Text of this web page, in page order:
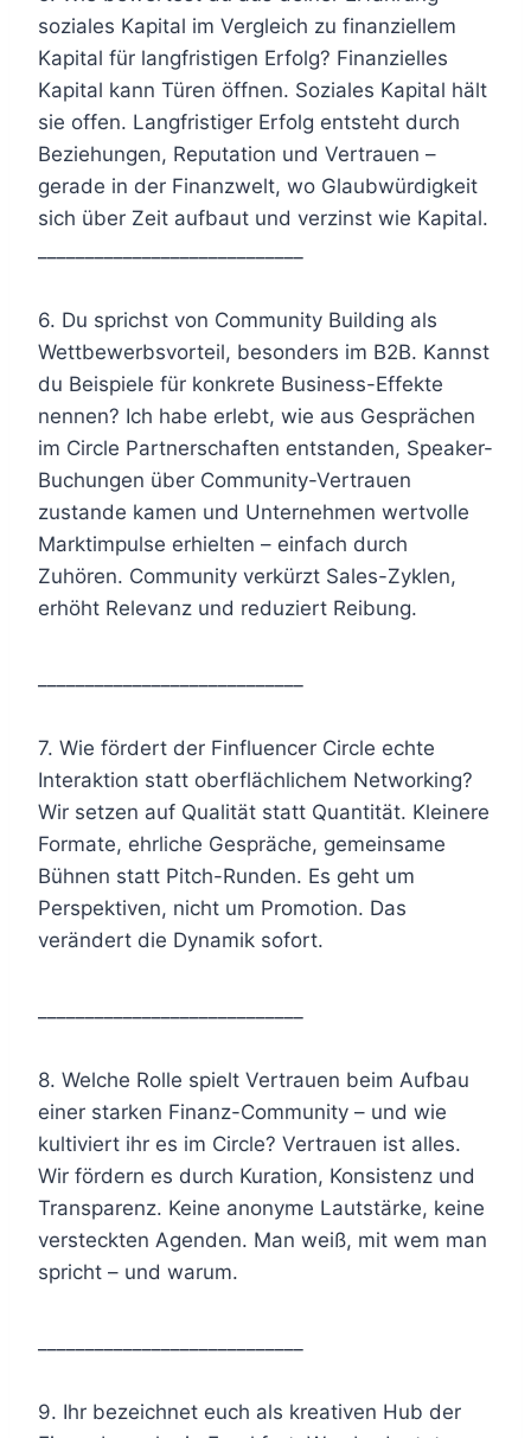
soziales Kapital im Vergleich zu finanziellem
Kapital für langfristigen Erfolg? Finanzielles
Kapital kann Türen öffnen. Soziales Kapital hält
sie offen. Langfristiger Erfolg entsteht durch
Beziehungen, Reputation und Vertrauen –
gerade in der Finanzwelt, wo Glaubwürdigkeit
sich über Zeit aufbaut und verzinst wie Kapital.
6. Du sprichst von Community Building als
Wettbewerbsvorteil, besonders im B2B. Kannst
du Beispiele für konkrete Business-Effekte
nennen? Ich habe erlebt, wie aus Gesprächen
im Circle Partnerschaften entstanden, Speaker-
Buchungen über Community-Vertrauen
zustande kamen und Unternehmen wertvolle
Marktimpulse erhielten – einfach durch
Zuhören. Community verkürzt Sales-Zyklen,
erhöht Relevanz und reduziert Reibung.
7. Wie fördert der Finfluencer Circle echte
Interaktion statt oberflächlichem Networking?
Wir setzen auf Qualität statt Quantität. Kleinere
Formate, ehrliche Gespräche, gemeinsame
Bühnen statt Pitch-Runden. Es geht um
Perspektiven, nicht um Promotion. Das
verändert die Dynamik sofort.
8. Welche Rolle spielt Vertrauen beim Aufbau
einer starken Finanz-Community – und wie
kultiviert ihr es im Circle? Vertrauen ist alles.
Wir fördern es durch Kuration, Konsistenz und
Transparenz. Keine anonyme Lautstärke, keine
versteckten Agenden. Man weiß, mit wem man
spricht – und warum.
9. Ihr bezeichnet euch als kreativen Hub der